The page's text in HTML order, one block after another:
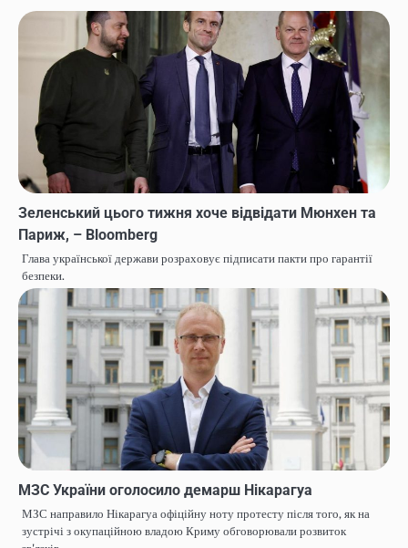
Зеленський цього тижня хоче відвідати Мюнхен та
Париж, – Bloomberg
Глава української держави розраховує підписати пакти про гарантії
безпеки.
МЗС України оголосило демарш Нікарагуа
МЗС направило Нікарагуа офіційну ноту протесту після того, як на
зустрічі з окупаційною владою Криму обговорювали розвиток